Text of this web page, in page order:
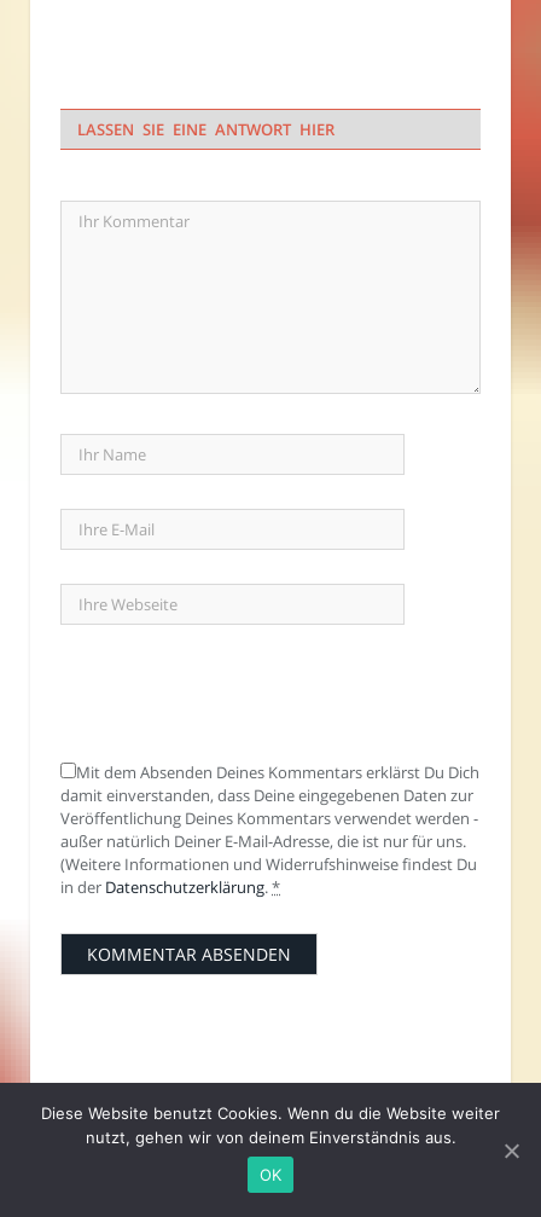
LASSEN SIE EINE ANTWORT HIER
Mit dem Absenden Deines Kommentars erklärst Du Dich
damit einverstanden, dass Deine eingegebenen Daten zur
Veröffentlichung Deines Kommentars verwendet werden -
außer natürlich Deiner E-Mail-Adresse, die ist nur für uns.
(Weitere Informationen und Widerrufshinweise findest Du
in der Datenschutzerklärung.*
OMAS TIPPS
17. NOVEMBER 2025
Diese Website benutzt Cookies. Wenn du die Website weiter
nutzt, gehen wir von deinem Einverständnis aus.
OK